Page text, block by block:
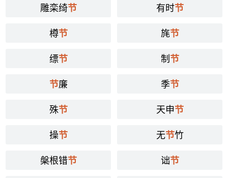
雕栾绮节 有时节
樽节 旄节
缥节 制节
节廉 季节
殊节 天申节
操节 无节竹
槃根错节 诎节